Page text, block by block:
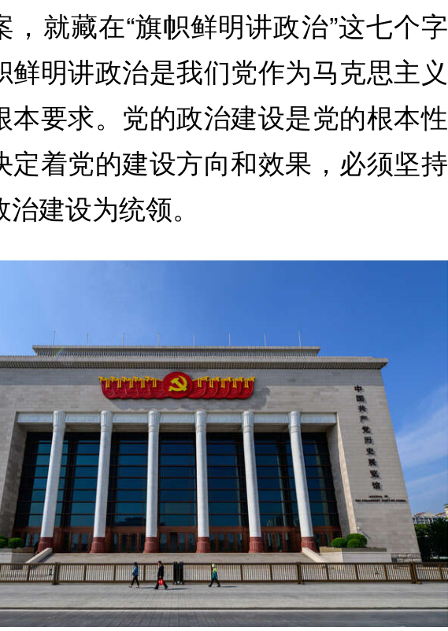
，就藏在“旗帜鲜明讲政治”这七个字
鲜明讲政治是我们党作为马克思主义
本要求。党的政治建设是党的根本性
定着党的建设方向和效果，必须坚持
建设为统领。